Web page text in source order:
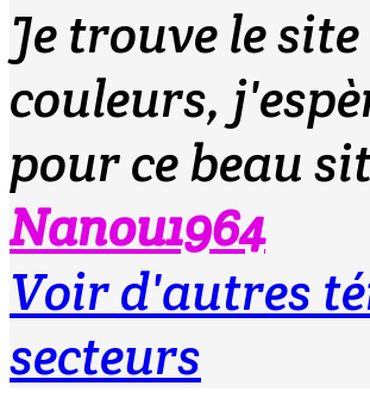
Je trouve le
couleurs,
pour ce beau
Nanou1964
Voir d'autres
secteurs